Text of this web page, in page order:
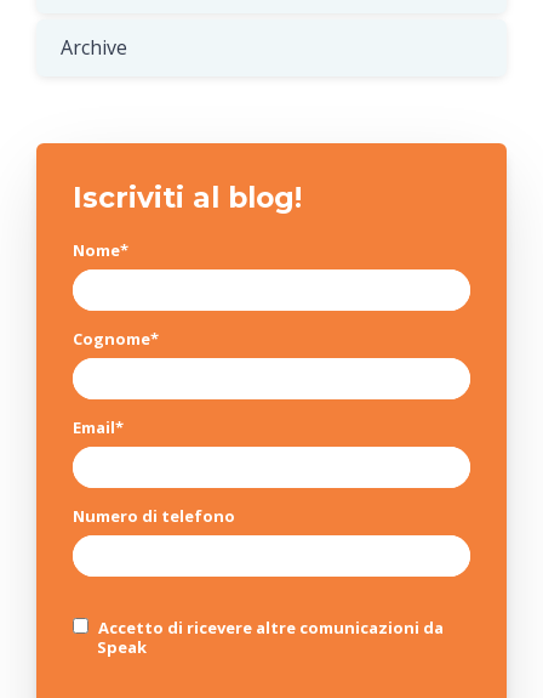
Archive
Iscriviti al blog!
Nome*
Cognome*
Email*
Numero di telefono
Accetto di ricevere altre comunicazioni da
Speak